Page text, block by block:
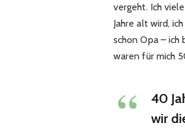
vergeht. Ich
Jahre alt wird,
schon Opa – ich
waren für mich
40
wir